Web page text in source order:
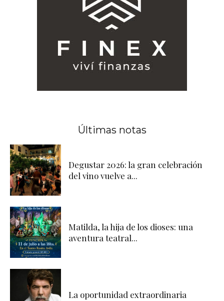
Últimas notas
Degustar 2026: la gran celebración
del vino vuelve a...
Matilda, la hija de los dioses: una
aventura teatral...
La oportunidad extraordinaria